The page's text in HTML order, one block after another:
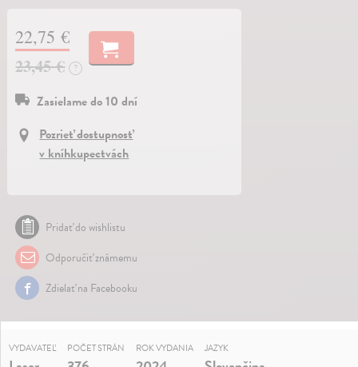
22,75 €
23,45 €
?
Zasielame do 10 dní
Pozrieť dostupnosť
v kníhkupectvách
Pridať do wishlistu
Odporučiť známemu
Zdielať na Facebooku
VYDAVATEĽ POČET STRÁN ROK VYDANIA JAZYK